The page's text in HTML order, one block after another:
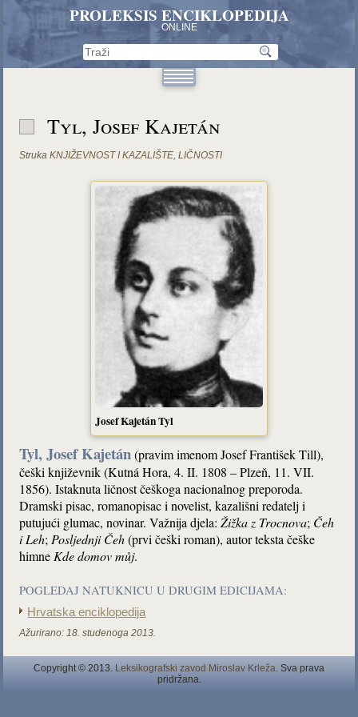
PROLEKSIS ENCIKLOPEDIJA
ONLINE
Tyl, Josef Kajetán
Struka KNJIŽEVNOST I KAZALIŠTE,LIČNOSTI
Josef Kajetán Tyl
Tyl, Josef Kajetán (pravim imenom Josef František Till),
češki književnik (Kutná Hora, 4. II. 1808 – Plzeň, 11. VII.
1856). Istaknuta ličnost češkoga nacionalnog preporoda.
Dramski pisac, romanopisac i novelist, kazališni redatelj i
putujući glumac, novinar. Važnija djela:Žižka z Trocnova; Čeh
i Leh; Posljednji Čeh(prvi češki roman), autor teksta češke
himne Kde domov můj.
POGLEDAJ NATUKNICU U DRUGIM EDICIJAMA:
Hrvatska enciklopedija
Ažurirano: 18. studenoga 2013.
Copyright © 2013. Leksikografski zavod Miroslav Krleža . Sva prava
pridržana.